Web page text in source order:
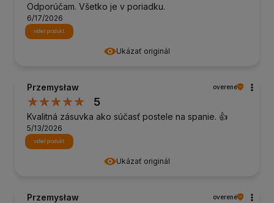
Ukázať originál
Odporúčam. Všetko je v poriadku.
6/17/2026
vidieť produkt
Ukázať originál
Przemysław overené
5
Kvalitná zásuvka ako súčasť postele na spanie. 👍️
5/13/2026
vidieť produkt
Przemysław overené